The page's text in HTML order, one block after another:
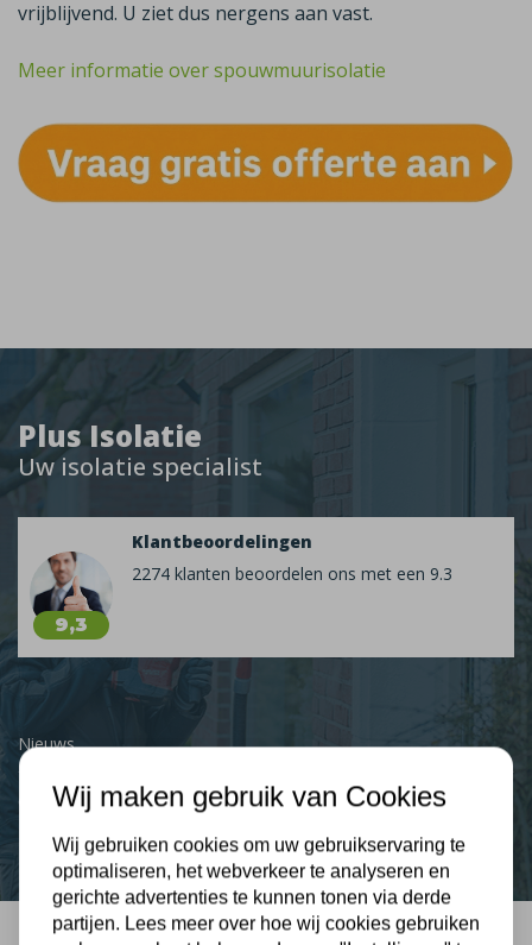
Plus Isolatie
Uw isolatie specialist
9,3
Klantbeoordelingen
2274 klanten beoordelen ons met een 9.3
Nieuws
Contact
vrijblijvend. U ziet dus nergens aan vast.
Meer informatie over spouwmuurisolatie
Wij maken gebruik van Cookies
Wij gebruiken cookies om uw gebruikservaring te
optimaliseren, het webverkeer te analyseren en
gerichte advertenties te kunnen tonen via derde
partijen. Lees meer over hoe wij cookies gebruiken